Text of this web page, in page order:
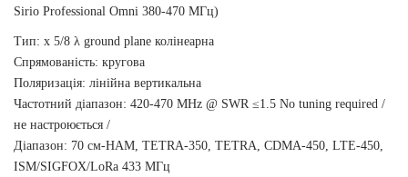
Sirio Professional Omni 380-470 MГц)
Тип: x 5/8 λ ground plane колінеарна
Спрямованість: кругова
Поляризація: лінійна вертикальна
Частотний діапазон: 420-470 MHz @ SWR ≤1.5 No tuning required /
не настроюється /
Діапазон: 70 см-HAM, TETRA-350, TETRA, CDMA-450, LTE-450,
ISM/SIGFOX/LoRa 433 МГц